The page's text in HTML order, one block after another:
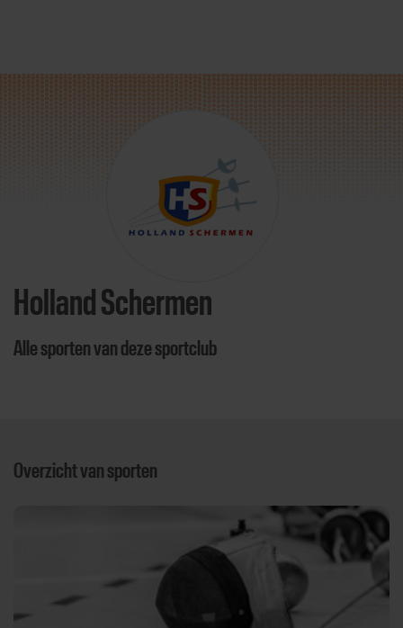
Holland Schermen
Alle sporten van deze sportclub
Overzicht van sporten